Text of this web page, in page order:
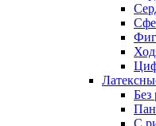
Без
С